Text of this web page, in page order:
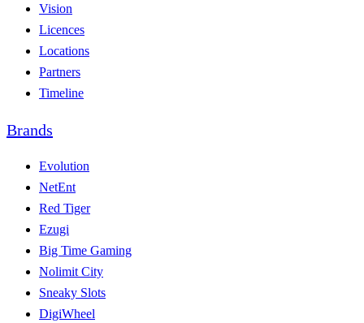
Vision
Licences
Locations
Partners
Timeline
Brands
Evolution
NetEnt
Red Tiger
Ezugi
Big Time Gaming
Nolimit City
Sneaky Slots
DigiWheel